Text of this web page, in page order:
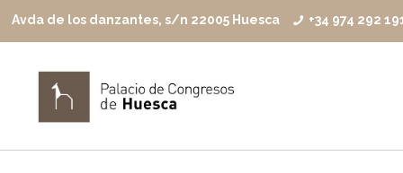
Avda de los danzantes, s/n 22005 Huesca +34 974 292